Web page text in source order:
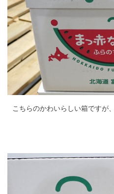
こちらのかわいらしい箱ですが